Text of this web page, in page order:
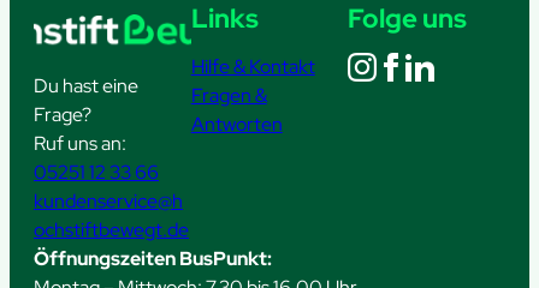
Du hast eine
Frage?
Ruf uns an:
05251 12 33 66
kundenservice@h
ochstiftbewegt.de
Links
Hilfe & Kontakt
Fragen &
Antworten
Folge uns
Öffnungszeiten BusPunkt: